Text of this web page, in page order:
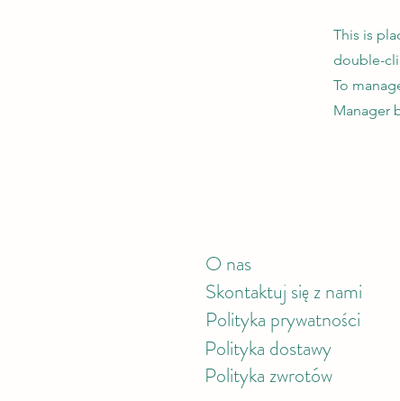
This is
double-
To
Manager
O nas
Skontaktuj się z nami
Polityka prywatności
Polityka dostawy
Polityka zwrotów